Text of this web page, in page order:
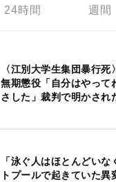
24時間 週間
〈江別大学生集団暴行
無期懲役「自分はやって
さした」裁判で明かされ
「泳ぐ人はほとんどい
トプールで起きていた